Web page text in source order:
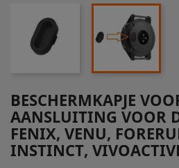
BESCHERMKAPJE
AANSLUITING VOOR
FENIX, VENU,
INSTINCT,